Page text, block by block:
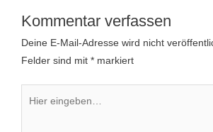
Kommentar verfassen
Deine E-Mail-Adresse wird nicht
Felder sind mit * markiert